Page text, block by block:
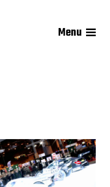
Menu